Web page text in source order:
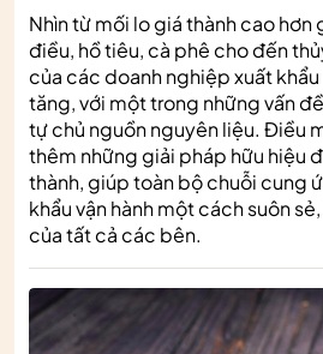
Nhìn từ mối lo giá thành cao hơn
điều, hồ tiêu, cà phê cho đến
của các doanh nghiệp xuất
tăng, với một trong những vấn
tự chủ nguồn nguyên liệu. Điều
thêm những giải pháp hữu hiệu
thành, giúp toàn bộ chuỗi cung
khẩu vận hành một cách suôn
của tất cả các bên.